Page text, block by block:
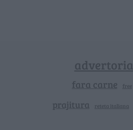
fara carne free
prajitura reteta italiana